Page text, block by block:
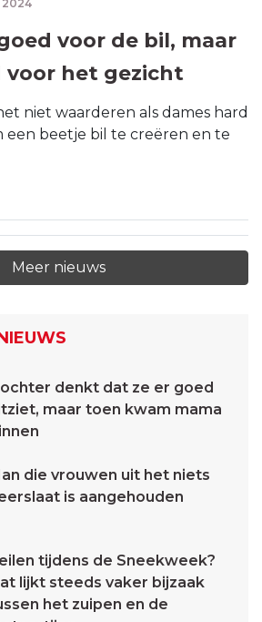
2024
voor de bil, maar
voor het gezicht
niet waarderen als dames hard
een beetje bil te creëren en te
Meer nieuws
denkt dat ze er goed
maar toen kwam mama
die vrouwen uit het niets
is aangehouden
tijdens de Sneekweek?
lijkt steeds vaker bijzaak
het zuipen en de